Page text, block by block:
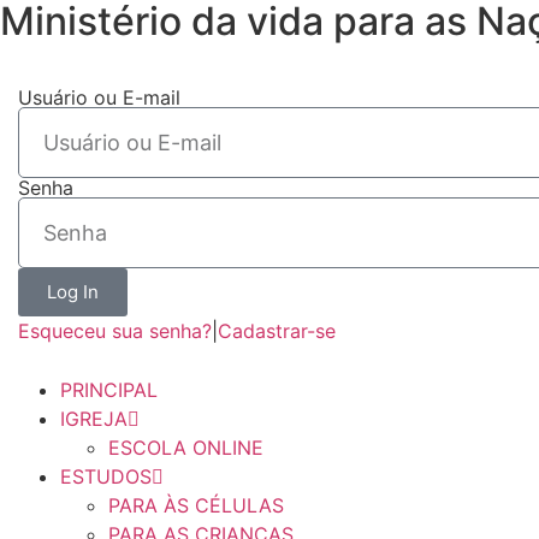
Ministério da vida para as
Usuário ou E-mail
Senha
Log In
Esqueceu sua senha? Cadastrar-se
PRINCIPAL
IGREJA
ESCOLA ONLINE
ESTUDOS
PARA ÀS CÉLULAS
PARA AS CRIANÇAS